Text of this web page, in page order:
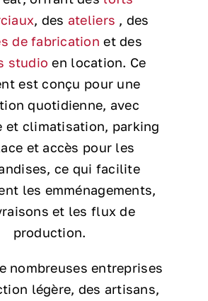
, des ateliers , des
de fabrication et des
studio en location. Ce
est conçu pour une
quotidienne, avec
et climatisation, parking
et accès pour les
ce qui facilite
les emménagements,
et les flux de
production.
nombreuses entreprises
légère, des artisans,